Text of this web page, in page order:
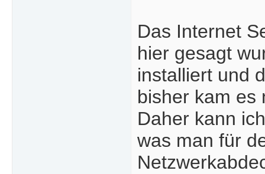
Das Internet
hier gesagt
installiert und
bisher kam es
Daher kann
was man für